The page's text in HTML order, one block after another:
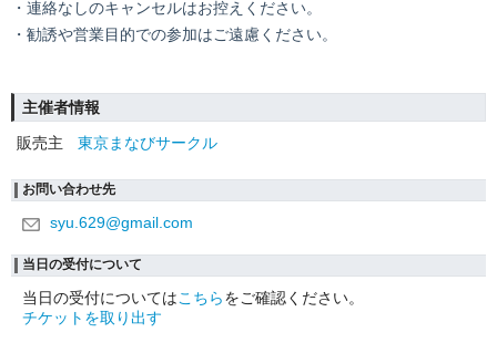
・連絡なしのキャンセルはお控えください。
・勧誘や営業目的での参加はご遠慮ください。
主催者情報
販売主
東京まなびサークル
お問い合わせ先
syu.629@gmail.com
当日の受付について
当日の受付についてはこちらをご確認ください。
チケットを取り出す